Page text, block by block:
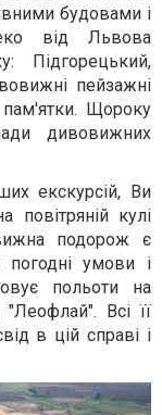
будовами і
від Львова
Підгорецький,
пейзажні
пам'ятки. Щороку
дивовижних
екскурсій, Ви
кулі
подорож є
умови і
польоти на
"Леофлай". Всі її
в цій справі і